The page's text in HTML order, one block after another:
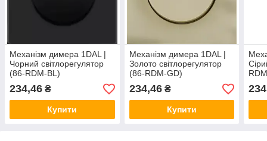
Механізм димера 1DAL |
Чорний світлорегулятор
(86-RDM-BL)
234,46 ₴
Купити
Механізм димера 1DAL |
Золото світлорегулятор
(86-RDM-GD)
234,46₴
Купити